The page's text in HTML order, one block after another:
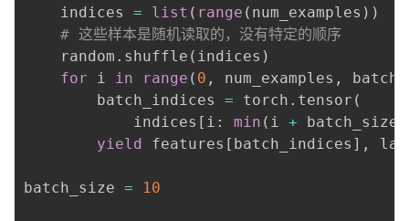
    indices
= list ( range ( num_examples ) )
# 这些样本是随机读取的，没有特定的顺序
    random
. shuffle ( indices )
for i in range ( 0 , num_examples ,
        batch_indices
= torch . tensor (
            indices
[ i : min ( i + batch_size
yield
features [ batch_indices ] ,
batch_size = 10